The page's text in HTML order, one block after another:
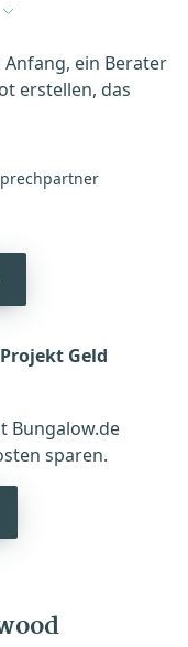
ein Berater
erstellen, das
Geld
Bungalow.de
sparen.